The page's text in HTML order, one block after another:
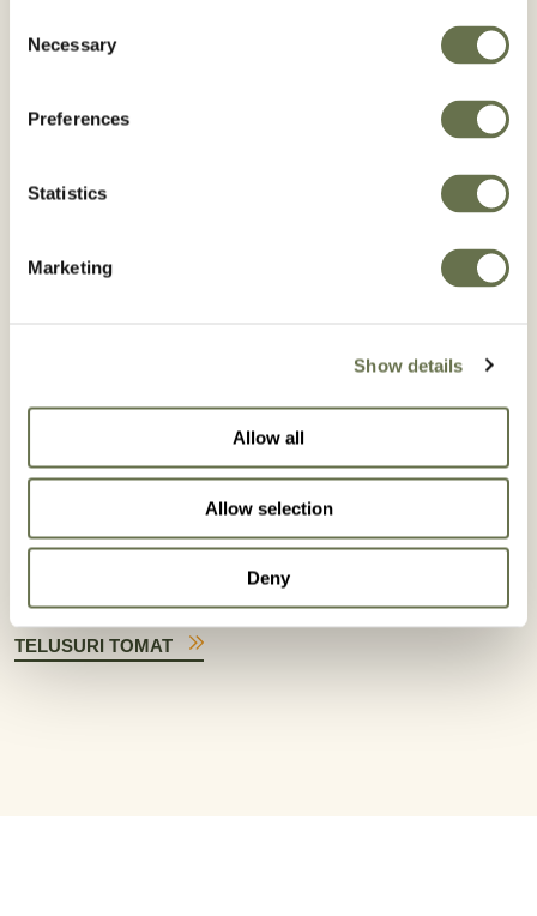
Selection
Necessary
Preferences
Statistics
Marketing
Show details
Allow all
Allow selection
Deny
TELUSURI PAPRIKA TELUSURI SEMANGKA
Tomat
TELUSURI TOMAT